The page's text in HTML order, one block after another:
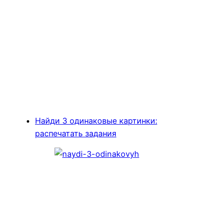
Найди 3 одинаковые картинки:
распечатать задания